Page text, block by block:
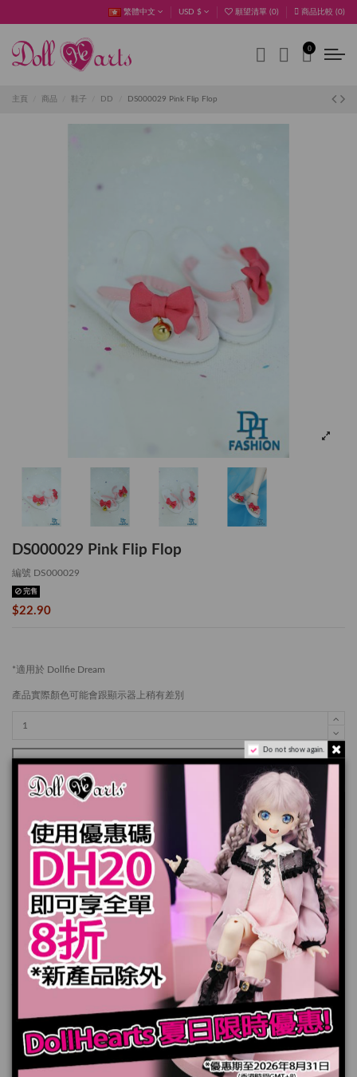
繁體中文 USD $ 願望清單 (0) 商品比較 (0)
0
主頁 商品 鞋子 DD DS000029 Pink Flip Flop
DS000029 Pink Flip Flop
編號 DS000029
完售
$22.90
*適用於 Dollfie Dream
產品實際顏色可能會跟顯示器上稍有差別
加入購物車
規格
您也可能喜歡
Do not show again.